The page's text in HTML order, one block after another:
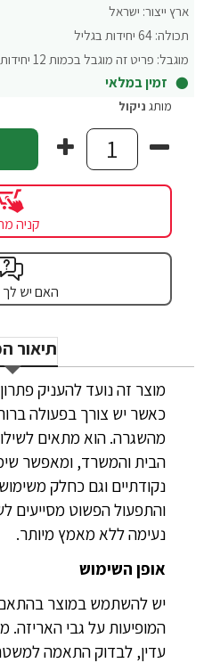
ארץ ייצור: ישראל
תכולה: 64 יחידות בגליל
מוגבל: פריט זה מוגבל בכמות 12 יחידות לרכישה
זמין במלאי
מותג ניקול
קניה
האם יש
תיאור
מוצר זה נועד להעניק פתרון
כאשר יש צורך בפעולה
מהשגרה. הוא מתאים
הבית והמשרד, ומאפשר
נקודתיים וגם כחלק
והתפעול הפשוט מסייעים
נעימה ללא מאמץ מיותר.
אופן השימוש
יש להשתמש במוצר בהתאם
המופיעות על גבי האריזה.
עדין, לבדוק התאמה